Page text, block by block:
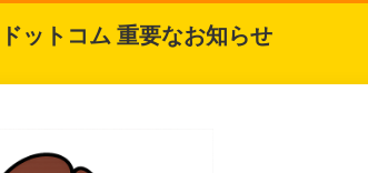
ットコム 重要なお知らせ